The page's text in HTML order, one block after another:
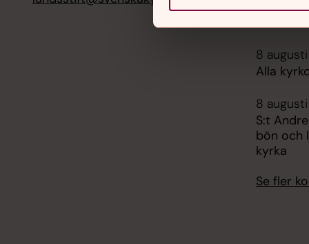
7/9,
8
Alla
8
S:t
bön och
kyrka
Se fler